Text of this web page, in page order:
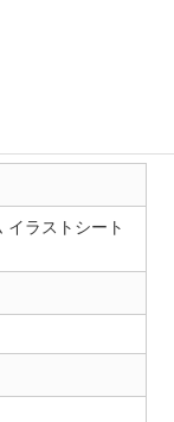
イラストシート